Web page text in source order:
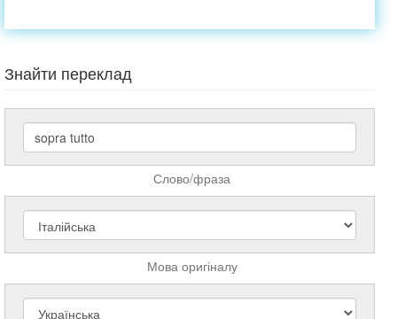
Знайти переклад
Слово/фраза
Мова оригіналу